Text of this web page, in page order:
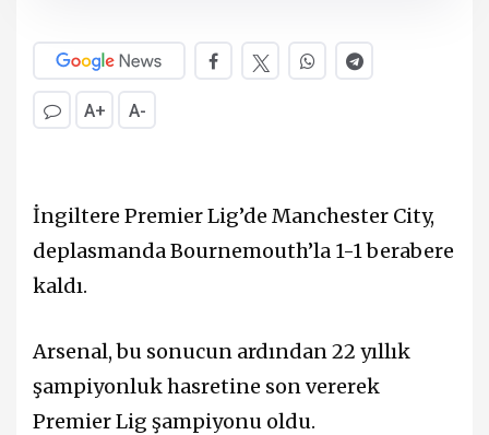
A+ A-
İngiltere Premier Lig’de Manchester City,
deplasmanda Bournemouth’la 1-1 berabere
kaldı.
Arsenal, bu sonucun ardından 22 yıllık
şampiyonluk hasretine son vererek
Premier Lig şampiyonu oldu.